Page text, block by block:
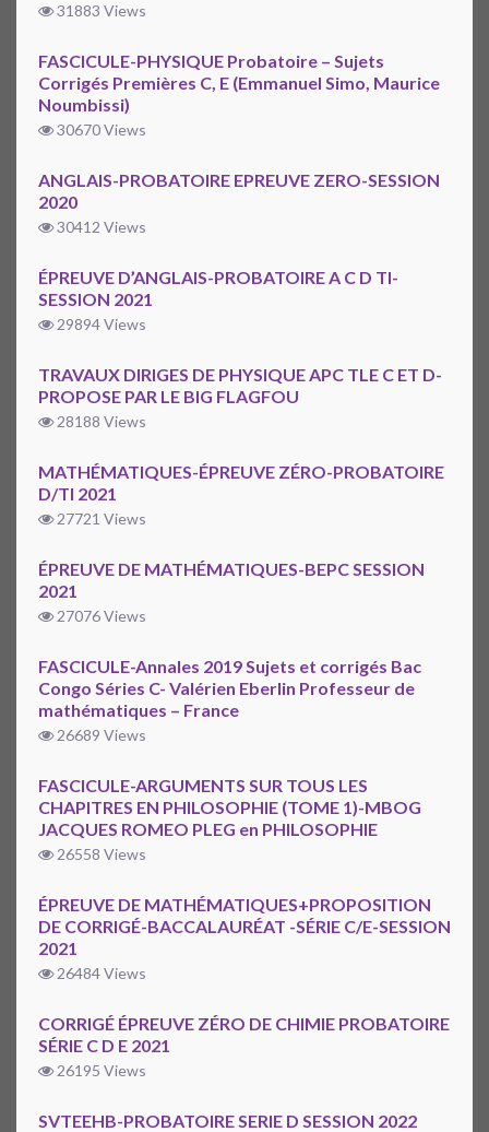
31883 Views
FASCICULE-PHYSIQUE Probatoire – Sujets
Corrigés Premières C, E (Emmanuel Simo, Maurice
Noumbissi)
30670 Views
ANGLAIS-PROBATOIRE EPREUVE ZERO-SESSION
2020
30412 Views
ÉPREUVE D’ANGLAIS-PROBATOIRE A C D TI-
SESSION 2021
29894 Views
TRAVAUX DIRIGES DE PHYSIQUE APC TLE C ET D-
PROPOSE PAR LE BIG FLAGFOU
28188 Views
MATHÉMATIQUES-ÉPREUVE ZÉRO-PROBATOIRE
D/TI 2021
27721 Views
ÉPREUVE DE MATHÉMATIQUES-BEPC SESSION
2021
27076 Views
FASCICULE-Annales 2019 Sujets et corrigés Bac
Congo Séries C- Valérien Eberlin Professeur de
mathématiques – France
26689 Views
FASCICULE-ARGUMENTS SUR TOUS LES
CHAPITRES EN PHILOSOPHIE (TOME 1)-MBOG
JACQUES ROMEO PLEG en PHILOSOPHIE
26558 Views
ÉPREUVE DE MATHÉMATIQUES+PROPOSITION
DE CORRIGÉ-BACCALAURÉAT -SÉRIE C/E-SESSION
2021
26484 Views
CORRIGÉ ÉPREUVE ZÉRO DE CHIMIE PROBATOIRE
SÉRIE C D E 2021
26195 Views
SVTEEHB-PROBATOIRE SERIE D SESSION 2022